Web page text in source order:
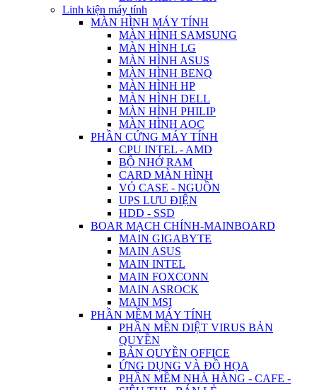
Linh kiện máy tính
MÀN HÌNH MÁY TÍNH
MÀN HÌNH SAMSUNG
MÀN HÌNH LG
MÀN HÌNH ASUS
MÀN HÌNH BENQ
MÀN HÌNH HP
MÀN HÌNH DELL
MÀN HÌNH PHILIP
MÀN HÌNH AOC
PHẦN CỨNG MÁY TÍNH
CPU INTEL - AMD
BỘ NHỚ RAM
CARD MÀN HÌNH
VỎ CASE - NGUỒN
UPS LƯU ĐIỆN
HDD - SSD
BOAR MẠCH CHÍNH-MAINBOARD
MAIN GIGABYTE
MAIN ASUS
MAIN INTEL
MAIN FOXCONN
MAIN ASROCK
MAIN MSI
PHẦN MỀM MÁY TÍNH
PHẦN MỀN DIỆT VIRUS BẢN
QUYỀN
BẢN QUYỀN OFFICE
ỨNG DỤNG VÀ ĐỒ HỌA
PHẦN MỀM NHÀ HÀNG - CAFE -